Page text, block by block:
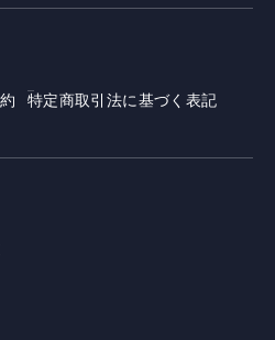
特定商取引法に基づく表記